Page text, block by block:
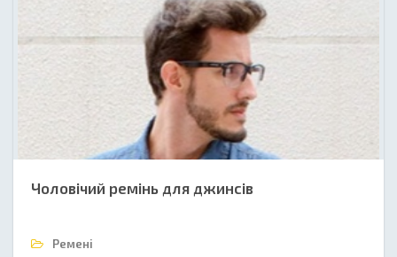
Чоловічий ремінь для джинсів
Ремені